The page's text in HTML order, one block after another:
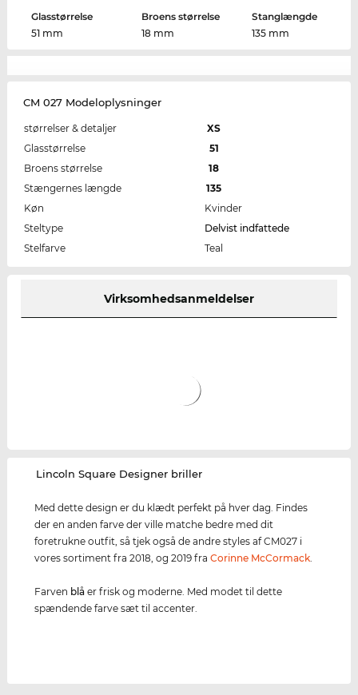
Glasstørrelse
51 mm
Broens størrelse
18 mm
Stanglængde
135 mm
CM 027 Modeloplysninger
størrelser & detaljer
XS
Glasstørrelse
51
Broens størrelse
18
Stængernes længde
135
Køn
Kvinder
Steltype
Delvist indfattede
Stelfarve
Teal
Virksomhedsanmeldelser
‌Lincoln Square Designer briller
Med dette design er du klædt perfekt på hver dag. Findes
der en anden farve der ville matche bedre med dit
foretrukne outfit, så tjek også de andre styles af CM027 i
vores sortiment fra 2018, og 2019 fraCorinne McCormack.
Farven blå er frisk og moderne. Med modet til dette
spændende farve sæt til accenter.